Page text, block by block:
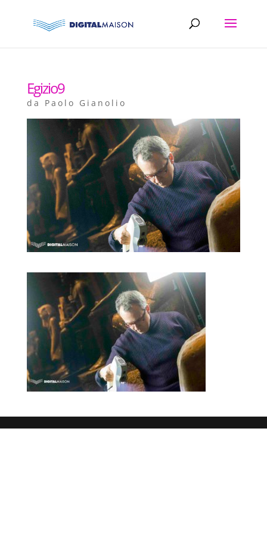
Egizio9
da Paolo Gianolio